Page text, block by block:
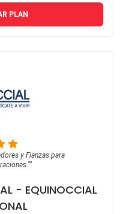
PLAN
y Fianzas para
""
- EQUINOCCIAL